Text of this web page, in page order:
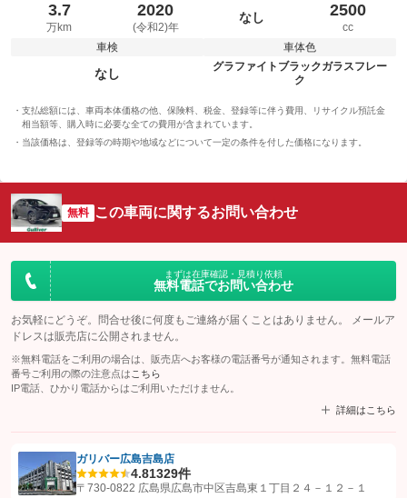
3.7
万km
2020
(令和2)年
なし 2500
cc
車検
なし
車体色
グラファイトブラックガラスフレー
ク
支払総額には、車両本体価格の他、保険料、税金、登録等に伴う費用、リサイクル預託金
相当額等、購入時に必要な全ての費用が含まれています。
当該価格は、登録等の時期や地域などについて一定の条件を付した価格になります。
無料 この車両に関するお問い合わせ
まずは在庫確認・見積り依頼
無料電話でお問い合わせ
お気軽にどうぞ。問合せ後に何度もご連絡が届くことはありません。 メールア
ドレスは販売店に公開されません。
※無料電話をご利用の場合は、販売店へお客様の電話番号が通知されます。無料電話
番号ご利用の際の注意点は こちら
IP電話、ひかり電話からはご利用いただけません。
詳細はこちら
【STEP1】認証画面でグーネットを友だち追加してから「許可する」ボタンを押
ガリバー広島吉島店
4.81329件
〒730-0822 広島県広島市中区吉島東１丁目２４－１２－１